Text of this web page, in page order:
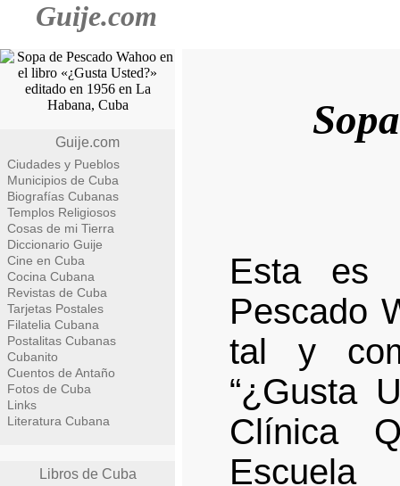
Guije.com
Guije.com
Ciudades y Pueblos
Municipios de Cuba
Biografías Cubanas
Templos Religiosos
Cosas de mi Tierra
Diccionario Guije
Cine en Cuba
Cocina Cubana
Revistas de Cuba
Tarjetas Postales
Filatelia Cubana
Postalitas Cubanas
Cubanito
Cuentos de Antaño
Fotos de Cuba
Links
Literatura Cubana
Libros de Cuba
Esta es
Pescado
tal y
“¿Gusta
Clínica